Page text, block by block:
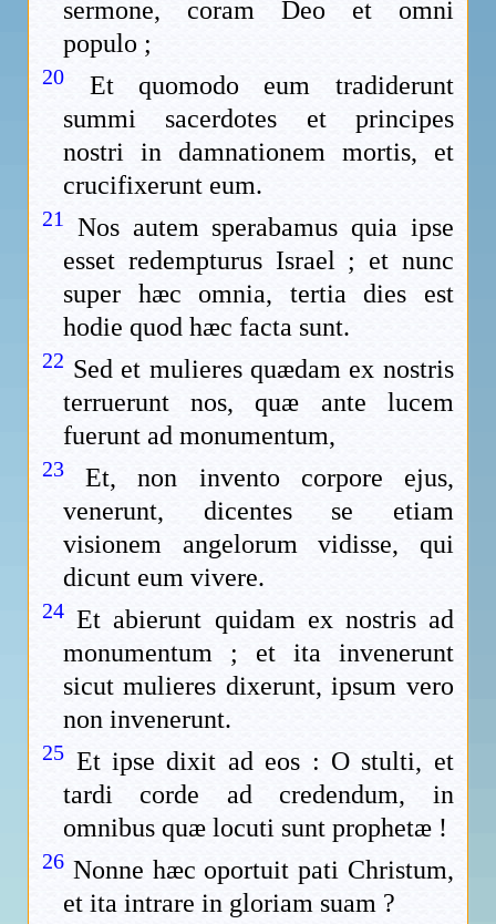
sermone, coram Deo et omni
populo ;
20
Et quomodo eum tradiderunt
summi sacerdotes et principes
nostri in damnationem mortis, et
crucifixerunt eum.
21
Nos autem sperabamus quia ipse
esset redempturus Israel ; et nunc
super hæc omnia, tertia dies est
hodie quod hæc facta sunt.
22 Sed et mulieres quædam ex nostris
terruerunt nos, quæ ante lucem
fuerunt ad monumentum,
23
Et, non invento corpore ejus,
venerunt, dicentes se etiam
visionem angelorum vidisse, qui
dicunt eum vivere.
24 Et abierunt quidam ex nostris ad
monumentum ; et ita invenerunt
sicut mulieres dixerunt, ipsum vero
non invenerunt.
25 Et ipse dixit ad eos : O stulti, et
tardi corde ad credendum, in
omnibus quæ locuti sunt prophetæ !
26 Nonne hæc oportuit pati Christum,
et ita intrare in gloriam suam ?